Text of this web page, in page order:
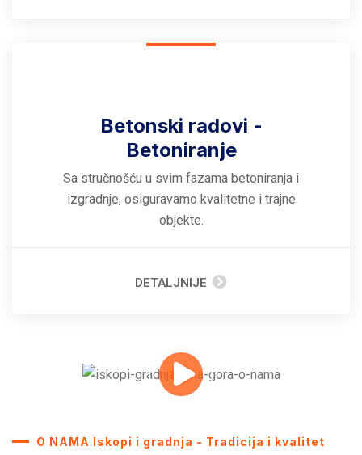
Betonski radovi -
Betoniranje
Sa stručnošću u svim fazama betoniranja i
izgradnje, osiguravamo kvalitetne i trajne
objekte.
DETALJNIJE
O NAMA Iskopi i gradnja - Tradicija i kvalitet